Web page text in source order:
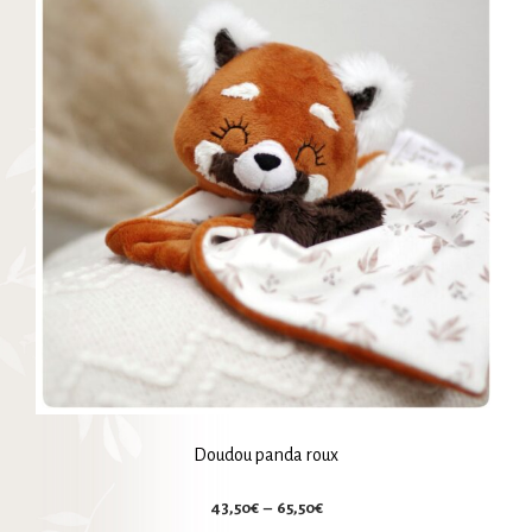
options
peuvent
être
choisies
la
page
du
produit
Doudou panda roux
43,50€ – 65,50€Plage